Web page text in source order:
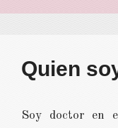
Quien
Soy doctor en